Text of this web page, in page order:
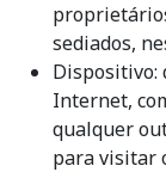
sediados,
Dispositivo:
Internet,
qualquer
para visitar